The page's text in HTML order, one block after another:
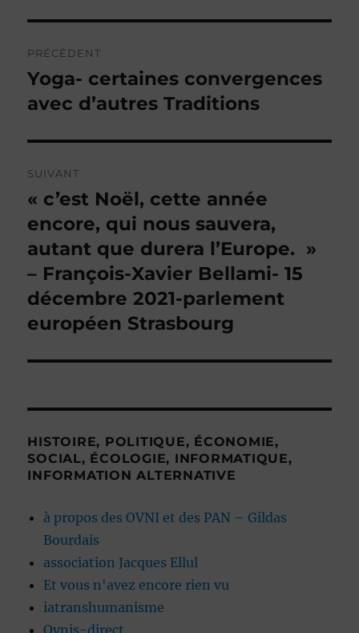
de
l’article
PRÉCÉDENT
Publication
précédente :
Yoga- certaines convergences
avec d’autres Traditions
SUIVANT
Publication
suivante :
« c’est Noël, cette année
encore, qui nous sauvera,
autant que durera l’Europe. »
– François-Xavier Bellami- 15
décembre 2021-parlement
européen Strasbourg
HISTOIRE, POLITIQUE, ÉCONOMIE,
SOCIAL, ÉCOLOGIE, INFORMATIQUE,
INFORMATION ALTERNATIVE
à propos des OVNI et des PAN – Gildas
Bourdais
association Jacques Ellul
Et vous n'avez encore rien vu
iatranshumanisme